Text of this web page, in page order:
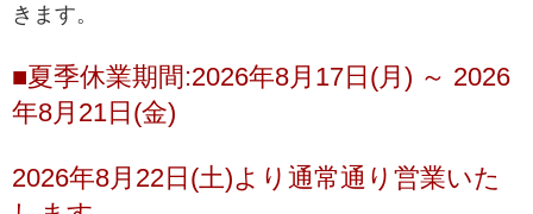
入門モデル
※上記の階級は、主に産出量の最も多いゴールドルチルクォーツを対象に適
用している基準となります。ビーズへの加工が少ない希少な色味の種類にお
チルクォーツと同じ基準値で品質を測ることが難しく、高品質以上の品質階
級を基本的に定めておりません。
きます。
■夏季休業期間:2026年8月17日(月) ～ 2026
年8月21日(金)
2026年8月22日(土)より通常通り営業いた